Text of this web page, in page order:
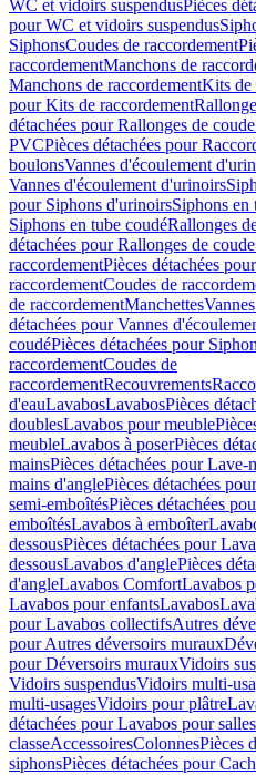
WC et vidoirs suspendusPièces
pour WC et vidoirs suspendus
SiphonsCoudes de raccordement
raccordementManchons de
Manchons de raccordementKits de
pour Kits de raccordement
détachées pour Rallonges de
PVCPièces détachées pour
boulonsVannes d'écoulement
Vannes d'écoulement d'urinoirs
pour Siphons d'urinoirsSiphons en
Siphons en tube coudéRallonges
détachées pour Rallonges de
raccordementPièces détachées
raccordementCoudes de
de raccordementManchettes
détachées pour Vannes
coudéPièces détachées pour
raccordementCoudes de
raccordementRecouvrements
d'eauLavabosLavabosPièces
doublesLavabos pour meuble
meubleLavabos à poserPièces
mainsPièces détachées pour Lave-
mains d'anglePièces détachées
semi-emboîtésPièces détachées
emboîtésLavabos à emboîter
dessousPièces détachées pour
dessousLavabos d'anglePièces
d'angleLavabos ComfortLavabos
Lavabos pour enfantsLavabos
pour Lavabos collectifsAutres
pour Autres déversoirs muraux
pour Déversoirs murauxVidoirs
Vidoirs suspendusVidoirs multi-
multi-usagesVidoirs pour plâtre
détachées pour Lavabos pour
classeAccessoiresColonnesPièces
siphonsPièces détachées pour